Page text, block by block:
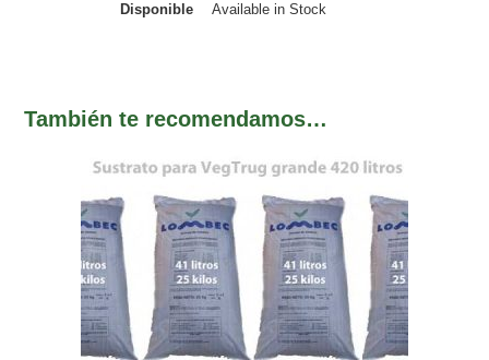
Disponible Available in Stock
También te recomendamos…